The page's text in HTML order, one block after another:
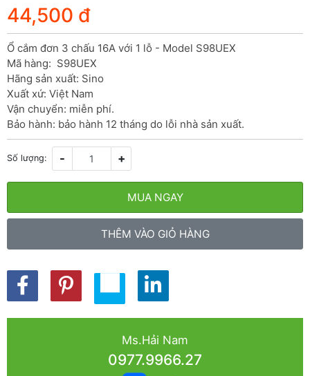
44,500 đ
Ổ cắm đơn 3 chấu 16A với 1 lỗ - Model S98UEX
Mã hàng:  S98UEX
Hãng sản xuất: Sino
Xuất xứ: Việt Nam
Vận chuyển: miễn phí.
Bảo hành: bảo hành 12 tháng do lỗi nhà sản xuất.
Số lượng: - +
MUA NGAY
THÊM VÀO GIỎ HÀNG
Ms.Hải Nam
0977.9966.27